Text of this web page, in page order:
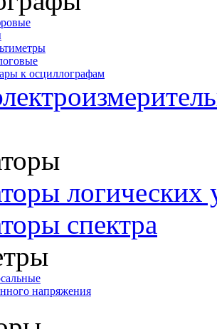
к осциллографам
логических
спектра
напряжения